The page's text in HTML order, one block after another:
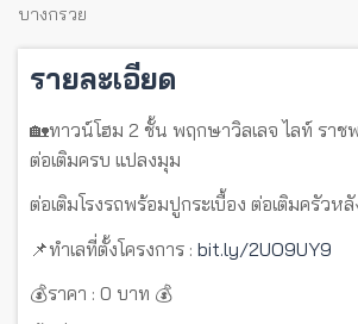
บางกรวย
รายละเอียด
🏡ทาวน์โฮม 2 ชั้น พฤกษาวิลเลจ ไลท์ ราช
ต่อเติมครบ แปลงมุม
ต่อเติมโรงรถพร้อมปูกระเบื้อง ต่อเติมครัวห
📌ทำเลที่ตั้งโครงการ : bit.ly/2UO9UY9
💰ราคา : 0 บาท 💰